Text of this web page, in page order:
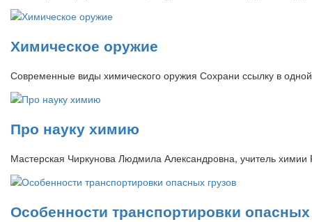
Химическое оружие
Современные виды химического оружия Сохрани ссылку
Про науку химию
Мастерская Чиркунова Людмила Александровна, учитель
Особенности транспортировки опасных